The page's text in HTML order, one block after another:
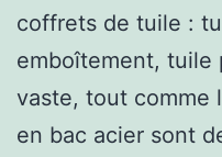
coffrets de tuile :
emboîtement,
vaste, tout comme
en bac acier sont